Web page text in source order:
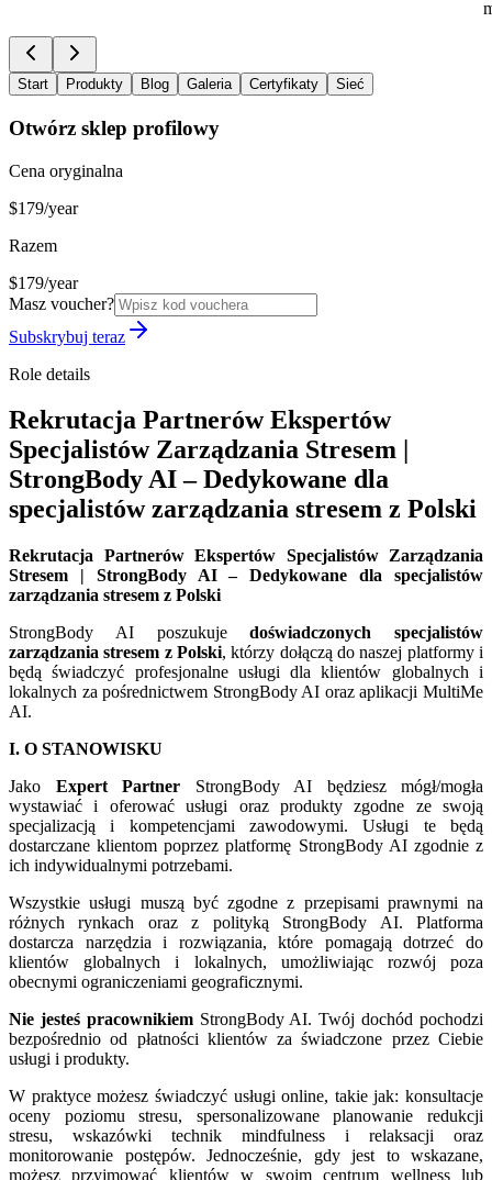
Start Produkty Blog Galeria Certyfikaty Sieć
Otwórz sklep profilowy
Cena oryginalna
$179/year
Razem
$179/year
Masz voucher?
Subskrybuj teraz
Role details
Rekrutacja Partnerów Ekspertów
Specjalistów Zarządzania Stresem |
StrongBody AI – Dedykowane dla
specjalistów zarządzania stresem z Polski
Rekrutacja Partnerów Ekspertów Specjalistów Zarządzania
Stresem | StrongBody AI – Dedykowane dla specjalistów
zarządzania stresem z Polski
StrongBody AI poszukujedoświadczonych specjalistów
zarządzania stresem z Polski, którzy dołączą do naszej platformy i
będą świadczyć profesjonalne usługi dla klientów globalnych i
lokalnych za pośrednictwem StrongBody AI oraz aplikacji MultiMe
AI.
I. O STANOWISKU
Jako Expert Partner StrongBody AI będziesz mógł/mogła
wystawiać i oferować usługi oraz produkty zgodne ze swoją
specjalizacją i kompetencjami zawodowymi. Usługi te będą
dostarczane klientom poprzez platformę StrongBody AI zgodnie z
ich indywidualnymi potrzebami.
Wszystkie usługi muszą być zgodne z przepisami prawnymi na
różnych rynkach oraz z polityką StrongBody AI. Platforma
dostarcza narzędzia i rozwiązania, które pomagają dotrzeć do
klientów globalnych i lokalnych, umożliwiając rozwój poza
obecnymi ograniczeniami geograficznymi.
Nie jesteś pracownikiemStrongBody AI. Twój dochód pochodzi
bezpośrednio od płatności klientów za świadczone przez Ciebie
usługi i produkty.
W praktyce możesz świadczyć usługi online, takie jak: konsultacje
oceny poziomu stresu, spersonalizowane planowanie redukcji
stresu, wskazówki technik mindfulness i relaksacji oraz
monitorowanie postępów. Jednocześnie, gdy jest to wskazane,
możesz przyjmować klientów w swoim centrum wellness lub